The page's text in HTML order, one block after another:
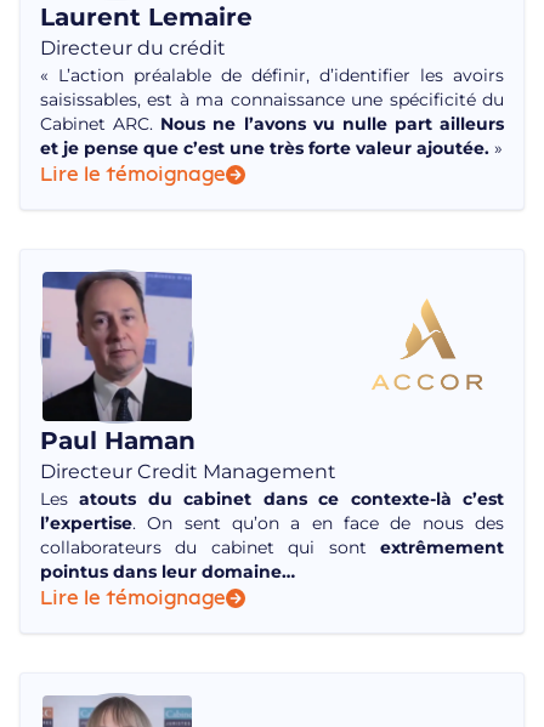
Laurent Lemaire
Directeur du crédit
« L’action préalable de définir, d’identifier les avoirs
saisissables, est à ma connaissance une spécificité du
Cabinet ARC. Nous ne l’avons vu nulle part ailleurs
et je pense que c’est une très forte valeur ajoutée. »
Lire le témoignage
Paul Haman
Directeur Credit Management
Lesatouts du cabinet dans ce contexte-là c’est
l’expertise. On sent qu’on a en face de nous des
collaborateurs du cabinet qui sont extrêmement
pointus dans leur domaine…
Lire le témoignage